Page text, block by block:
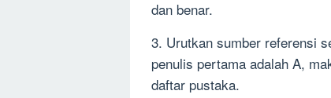
dan benar.
3. Urutkan sumber referensi
penulis pertama adalah A,
daftar pustaka.